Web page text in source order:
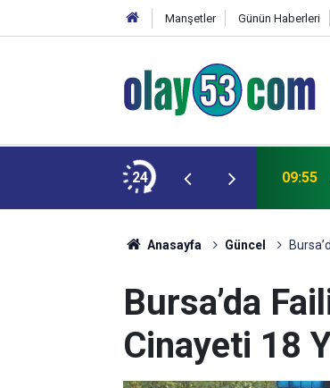
Manşetler Günün Haberleri
24
kombine satışını yaptı 09:55
Anasayfa Güncel
Bursa’da
Cinayeti 18